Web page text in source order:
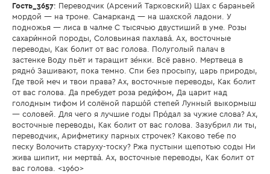
Гость_3657: Переводчик (Арсений Тарковский) Шах с бараньей
мордой — на троне. Самарканд — на шахской ладони. У
подножья — лиса в чалме С тысячью двустиший в уме. Розы
сахари́нной породы, Соловьиная пахлава́. Ах, восточные
переводы, Как болит от вас голова. Полуголый палач в
застенке Воду пьёт и таращит зе́нки. Всё равно. Мертвеца в
рядно́ Зашивают, пока темно. Спи без просыпу, царь природы,
Где твой меч и твои права? Ах, восточные переводы, Как болит
от вас голова. Да пребудет роза реди́фом, Да царит над
голодным тифом И солёной паршо́й степей Лунный выкормыш
— соловей. Для чего я лучшие годы Про́дал за чужие слова? Ах,
восточные переводы, Как болит от вас голова. Зазубрил ли ты,
переводчик, Арифметику парных строчек? Каково тебе по
песку Волочить старуху-тоску? Ржа пустыни щепотью соды Ни
жива шипит, ни мертва́. Ах, восточные переводы, Как болит от
вас голова. <1960>